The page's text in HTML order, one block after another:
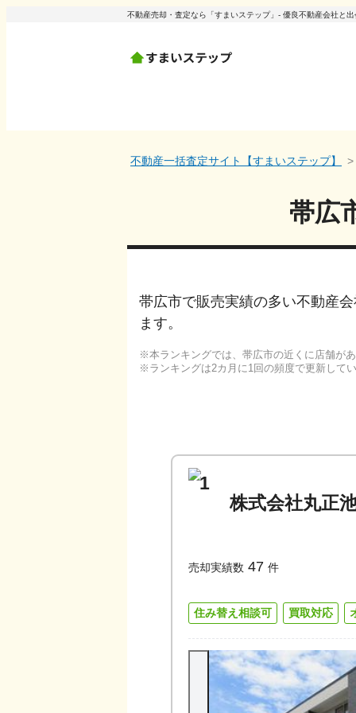
不動産売却・査定なら「すまいステップ」- 優良不動産会社と
不動産一括査定サイト【すまいステップ】
帯広
帯広市で販売実績の多い不動産
ます。
本ランキングでは、 帯広市の近くに店舗が
ランキングは2カ月に1回の頻度で更新して
1
株式会社丸正
売却実績数 47 件
住み替え相談可 買取対応